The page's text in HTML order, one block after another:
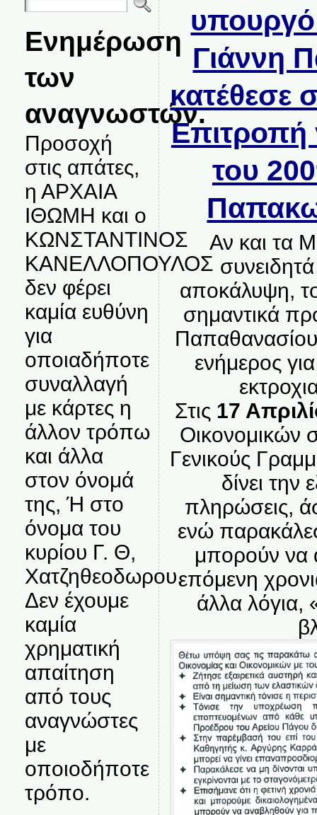
Ενημέρωση
των
αναγνωστών.
Προσοχή
στις απάτες,
η ΑΡΧΑΙΑ
ΙΘΩΜΗ και ο
ΚΩΝΣΤΑΝΤΙΝΟΣ
ΚΑΝΕΛΛΟΠΟΥΛΟΣ
δεν φέρει
καμία ευθύνη
για
οποιαδήποτε
συναλλαγή
με κάρτες η
άλλον τρόπω
και άλλα
στον όνομά
της, Ή στο
όνομα του
κυρίου Γ. Θ,
Χατζηθεοδωρου.
Δεν έχουμε
καμία
χρηματική
απαίτηση
από τους
αναγνώστες
με
οποιοδήποτε
τρόπο.
Γιάννη
κατέθεσε
Επιτροπή
του
Αν και τα
αποκάλυψη,
σημαντικά
Παπαθανασίου
ενήμερος
Στις 17
Οικονομικών
Γενικούς
δίνει την
πληρώσεις,
ενώ
μπορούν να
επόμενη
άλλα